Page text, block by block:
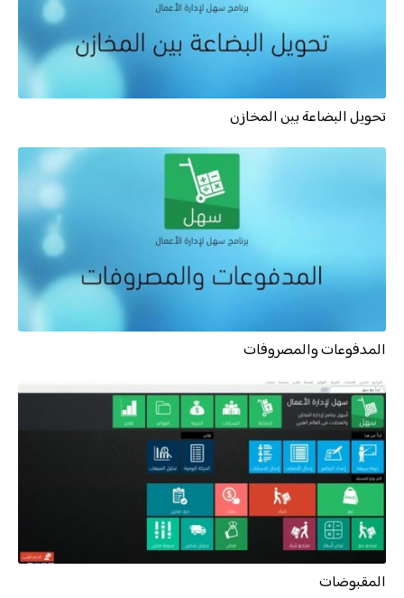
تحويل البضاعة بين المخازن
المدفوعات والمصروفات
المقبوضات